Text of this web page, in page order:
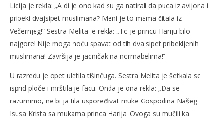
Lidija je rekla: „A di je ono kad su ga natirali da puca iz avijona i
pribeki dvajsipet muslimana? Meni je to mama čitala iz
Večernjeg!“ Sestra Melita je rekla: „To je princu Hariju bilo
najgore! Nije moga noću spavat od tih dvajsipet pribekljenih
muslimana! Završija je jadničak na normabelima!“
U razredu je opet uletila tišinčuga. Sestra Melita je šetkala se
isprid ploče i mrštila je facu. Onda je ona rekla: „Da se
razumimo, ne bi ja tila uspoređivat muke Gospodina Našeg
Isusa Krista sa mukama princa Harija! Ovoga su mučili ka